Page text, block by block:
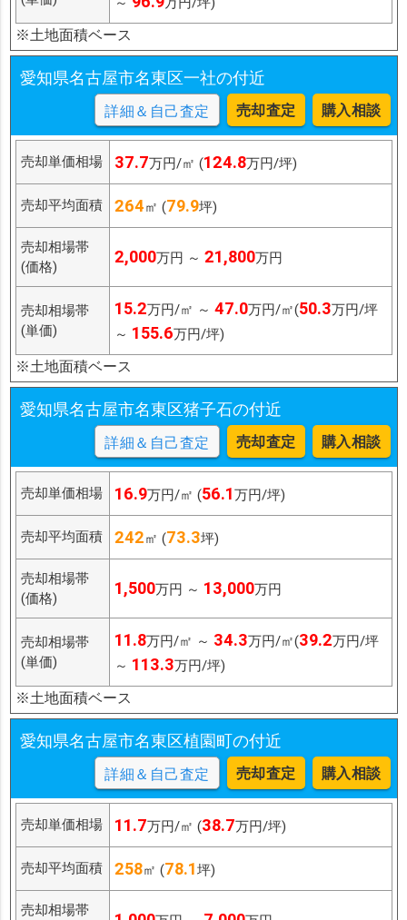
※土地面積ベース
愛知県名古屋市名東区一社の付近
詳細＆自己査定 売却査定 購入相談
売却単価相場 37.7万円/㎡ (124.8万円/坪)
売却平均面積 264㎡ (79.9坪)
売却相場帯
(価格)
2,000万円 ～ 21,800万円
売却相場帯
(単価)
15.2万円/㎡ ～ 47.0万円/㎡(50.3万円/坪
～ 155.6万円/坪)
※土地面積ベース
愛知県名古屋市名東区猪子石の付近
詳細＆自己査定 売却査定 購入相談
売却単価相場 16.9万円/㎡ (56.1万円/坪)
売却平均面積 242㎡ (73.3坪)
売却相場帯
(価格)
1,500万円 ～ 13,000万円
売却相場帯
(単価)
11.8万円/㎡ ～ 34.3万円/㎡(39.2万円/坪
～ 113.3万円/坪)
※土地面積ベース
愛知県名古屋市名東区植園町の付近
詳細＆自己査定 売却査定 購入相談
売却単価相場 11.7万円/㎡ (38.7万円/坪)
売却平均面積 258㎡ (78.1坪)
売却相場帯